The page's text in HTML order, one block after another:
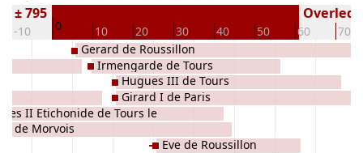
-10 0 10 20 30 40 50 60 70
± 795
II Etichonide de Tours le
Poltron,le méfiant
de Morvois
Gerard de Roussillon
Irmengarde de Tours
Hugues III de Tours
Girard I de Paris
Eve de Roussillon